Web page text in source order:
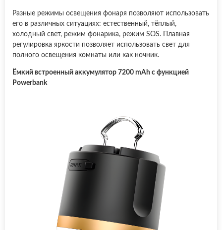
Разные режимы освещения фонаря позволяют использовать
его в различных ситуациях: естественный, тёплый,
холодный свет, режим фонарика, режим SOS. Плавная
регулировка яркости позволяет использовать свет для
полного освещения комнаты или как ночник.
Ёмкий встроенный аккумулятор 7200 mAh с функцией
Powerbank